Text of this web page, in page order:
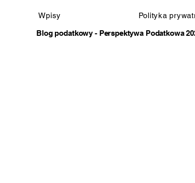
Wpisy Polityka
Blog podatkowy - Perspektywa Podatkowa